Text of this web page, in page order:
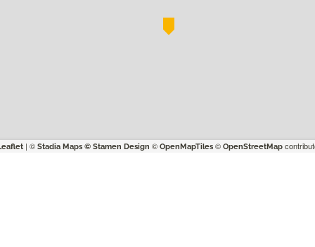
| © Stadia Maps © Stamen Design © OpenMapTiles© OpenStreetMap